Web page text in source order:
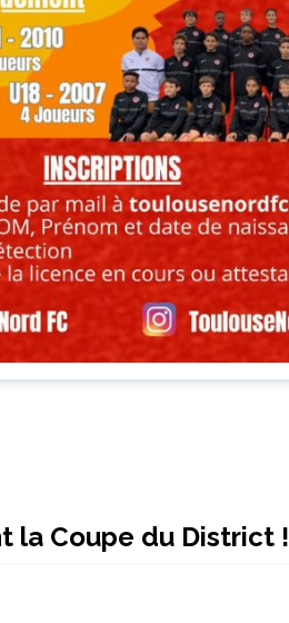
la Coupe du District !